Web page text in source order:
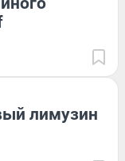
лимузин